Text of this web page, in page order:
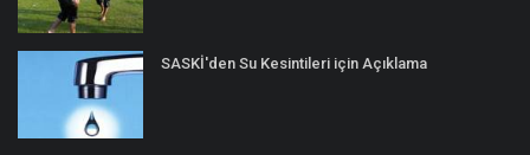
SASKİ'den Su Kesintileri için Açıklama